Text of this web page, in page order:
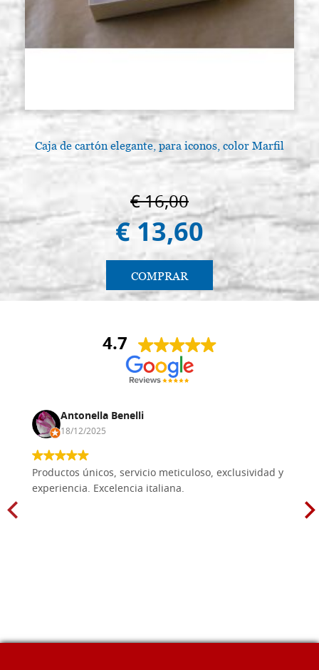
Caja de cartón elegante, para iconos, color Marfil
€ 16,00
€ 13,60
COMPRAR
4.7
Antonella Benelli
18/12/2025
Productos únicos, servicio meticuloso, exclusividad y
experiencia. Excelencia italiana.